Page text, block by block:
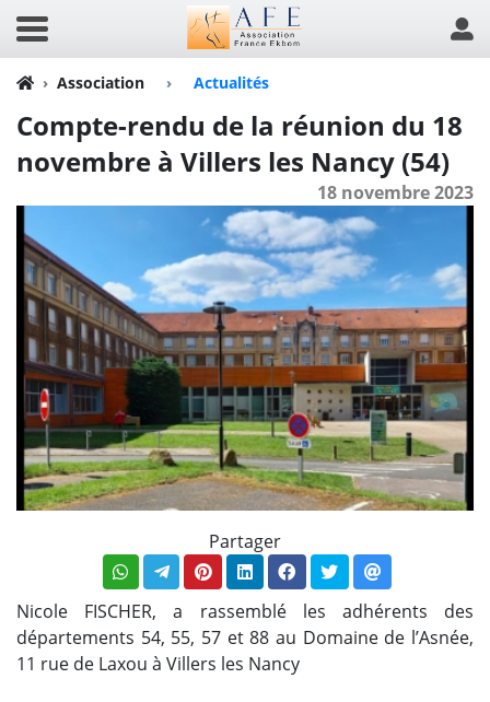
Association › Actualités
Compte-rendu de la réunion du 18
novembre à Villers les Nancy (54)
18 novembre 2023
Partager
Nicole FISCHER, a rassemblé les adhérents des
départements 54, 55, 57 et 88 au Domaine de l’Asnée,
11 rue de Laxou à Villers les Nancy